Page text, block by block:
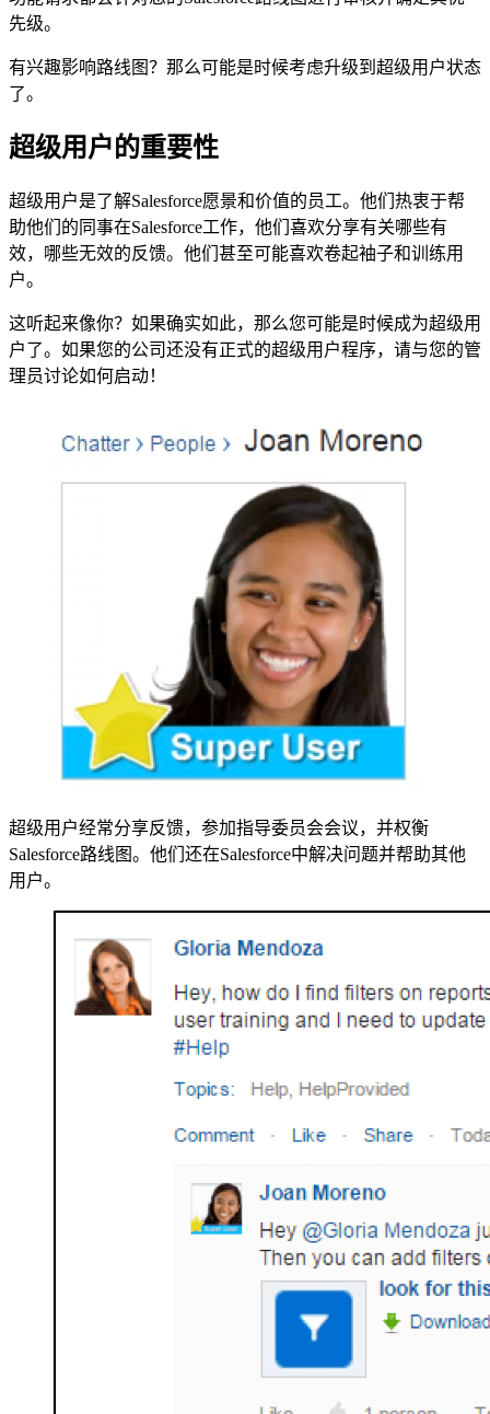
先级。
有兴趣影响路线图？那么可能是时候考虑升级到超级用户状态
了。
超级用户的重要性
超级用户是了解Salesforce愿景和价值的员工。他们热衷于帮
助他们的同事在Salesforce工作，他们喜欢分享有关哪些有
效，哪些无效的反馈。他们甚至可能喜欢卷起袖子和训练用
户。
这听起来像你？如果确实如此，那么您可能是时候成为超级用
户了。如果您的公司还没有正式的超级用户程序，请与您的管
理员讨论如何启动！
超级用户经常分享反馈，参加指导委员会会议，并权衡
Salesforce路线图。他们还在Salesforce中解决问题并帮助其他
用户。